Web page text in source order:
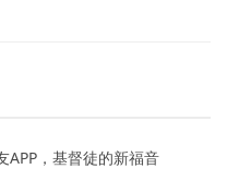
APP，基督徒的新福音